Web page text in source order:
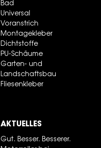
Bad
Universal
Voranstrich
Montagekleber
Dichtstoffe
PU-Schäume
Garten- und
Landschaftsbau
Fliesenkleber
AKTUELLES
Gut. Besser. Besserer.